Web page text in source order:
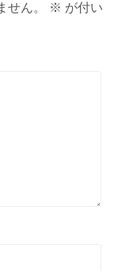
ん。 ※ が付い